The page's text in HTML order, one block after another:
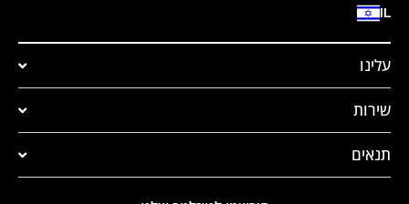
IL
עלינו
שירות
תנאים